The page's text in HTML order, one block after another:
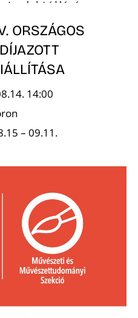
ORSZÁGOS
14:00
– 09.11.